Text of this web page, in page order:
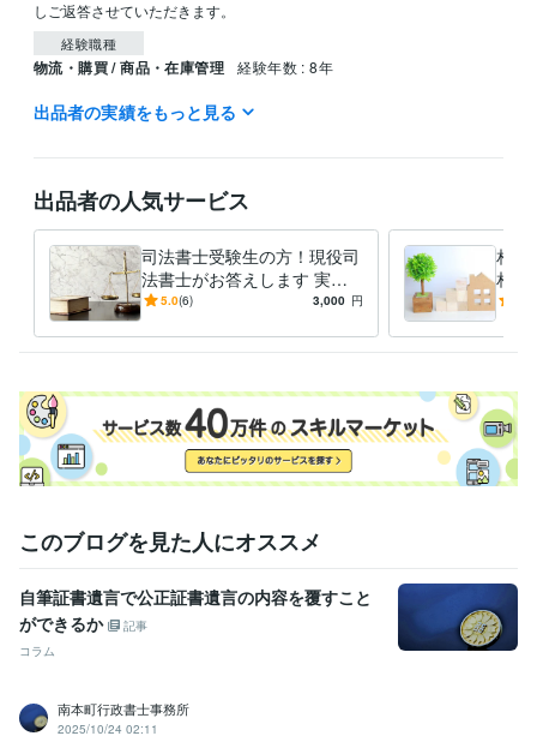
経験職種
物流・購買 / 商品・在庫管理 経験年数 : 8年
職歴
司法書士 取得年 : 2005年
得意分野
ビジネス代行・事務代行 ペット信託相談 ペット信託契約書作成
遺
言書作成
ペット ペット信託 法律相談
相続対策
相続相談
信託相談 遺言書作成 司法書士
鳥取大学中退 1985年3月 ~ 1991年2月
出品者の実績をもっと見る
出品者の人気サービス
司法書士受験生の方！現役司
法書士がお答えします 実務
経験１９年の司法書士が、
5.0(6) 3,000 円
相続
相続
じま
このブログを見た人にオススメ
自筆証書遺言で公正証書遺言の内容を覆すこと
ができるか
記事
コラム
南本町行政書士事務所
2025/10/24 02:11